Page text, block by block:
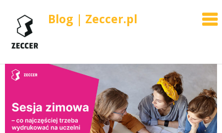
Blog | Zeccer.pl
content